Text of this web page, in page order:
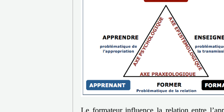
Le formateur influence la relation entre